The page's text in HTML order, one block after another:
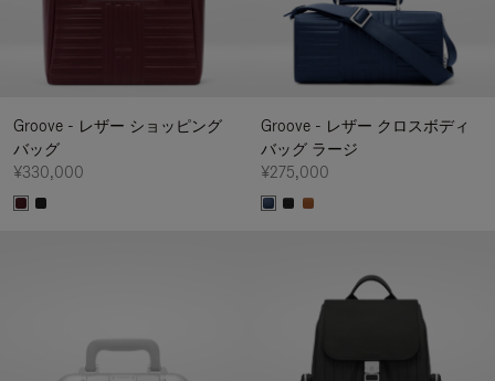
Groove - レザー ショッピング
バッグ
¥330,000
Groove - レザー クロスボディ
バッグ ラージ
¥275,000